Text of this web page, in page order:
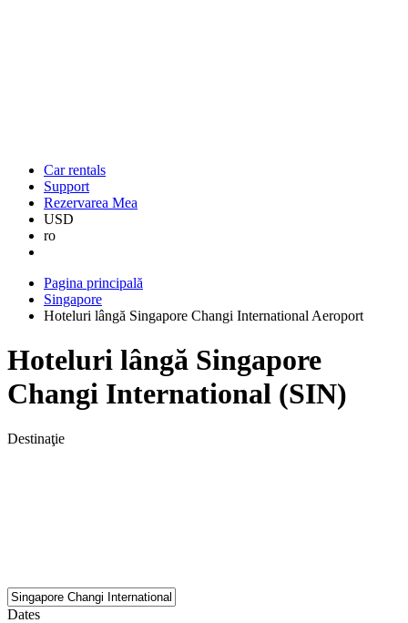
Car rentals
Support
Rezervarea Mea
USD
ro
Pagina principală
Singapore
Hoteluri lângă Singapore Changi International Aeroport
Hoteluri lângă Singapore
Changi International (SIN)
Destinaţie
Dates